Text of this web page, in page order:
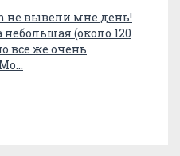
не вывели мне день!
(около 120
все же очень